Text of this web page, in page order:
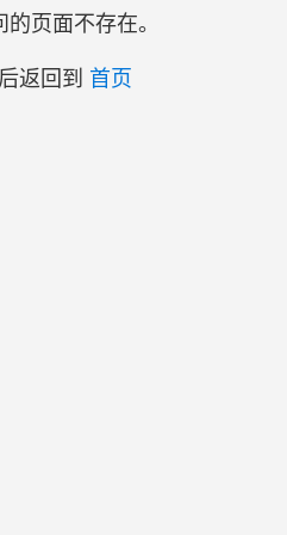
页面不存在。
返回到 首页